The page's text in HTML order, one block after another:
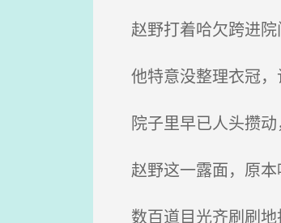
赵野打着哈欠跨进院
他特意没整理衣冠，
院子里早已人头攒动
赵野这一露面，原本
数百道目光齐刷刷地